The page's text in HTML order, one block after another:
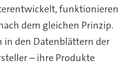
funktionieren
dem gleichen Prinzip.
in den Datenblättern der
– ihre Produkte